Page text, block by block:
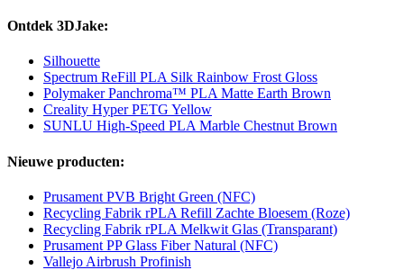
Ontdek 3DJake:
Silhouette
Spectrum ReFill PLA Silk Rainbow Frost Gloss
Polymaker Panchroma™ PLA Matte Earth Brown
Creality Hyper PETG Yellow
SUNLU High-Speed PLA Marble Chestnut Brown
Nieuwe producten:
Prusament PVB Bright Green (NFC)
Recycling Fabrik rPLA Refill Zachte Bloesem (Roze)
Recycling Fabrik rPLA Melkwit Glas (Transparant)
Prusament PP Glass Fiber Natural (NFC)
Vallejo Airbrush Profinish